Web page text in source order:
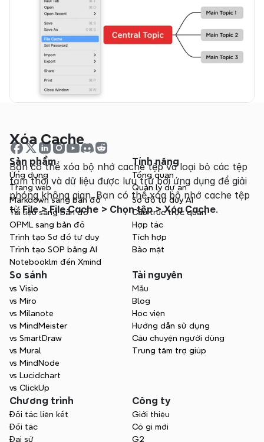
Xóa Cache
Bạn có thể xóa bộ nhớ cache tệp và loại bỏ các tệp
tạm thời và dữ liệu được lưu trữ bởi ứng dụng để giải
phóng không gian. Bạn có thể xóa bộ nhớ cache tệp
từ File > File Cache > Chọn tệp > Xóa Cache.
Sản phẩm
Ứng dụng
Trang web
Markdown sang bản đồ
Tài liệu sang bản đồ
OPML sang bản đồ
Trình tạo Sơ đồ tư duy
Trình tạo SOP bằng AI
Notebooklm đến Xmind
Tính năng
Tổng quan
Quản lý dự án
Sơ đồ tư duy AI
Cấu trúc trực quan
Hợp tác
Tích hợp
Bảo mật
So sánh
vs Visio
vs Miro
vs Milanote
vs MindMeister
vs SmartDraw
vs Mural
vs MindNode
vs Lucidchart
vs ClickUp
Tài nguyên
Mẫu
Blog
Học viện
Hướng dẫn sử dụng
Câu chuyện người dùng
Trung tâm trợ giúp
Chương trình
Đối tác liên kết
Đối tác
Đại sứ
Công ty
Giới thiệu
Có gì mới
G2